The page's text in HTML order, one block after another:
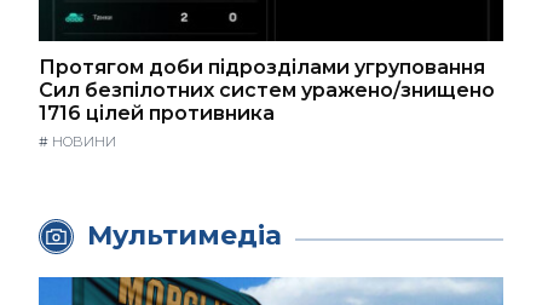
Протягом доби підрозділами угруповання
Сил безпілотних систем уражено/знищено
1716 цілей противника
# НОВИНИ
Мультимедіа